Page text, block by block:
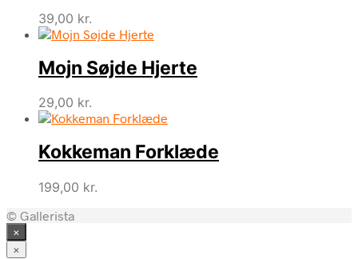
39,00 kr.
Mojn Søjde Hjerte
29,00 kr.
Kokkeman Forklæde
199,00 kr.
© Gallerista
×
×